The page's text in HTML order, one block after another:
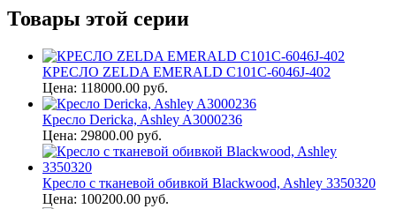
Товары этой серии
КРЕСЛО ZELDA EMERALD C101C-6046J-402
Цена: 118000.00 руб.
Кресло Dericka, Ashley A3000236
Цена: 29800.00 руб.
Кресло с тканевой обивкой Blackwood, Ashley 3350320
Цена: 100200.00 руб.